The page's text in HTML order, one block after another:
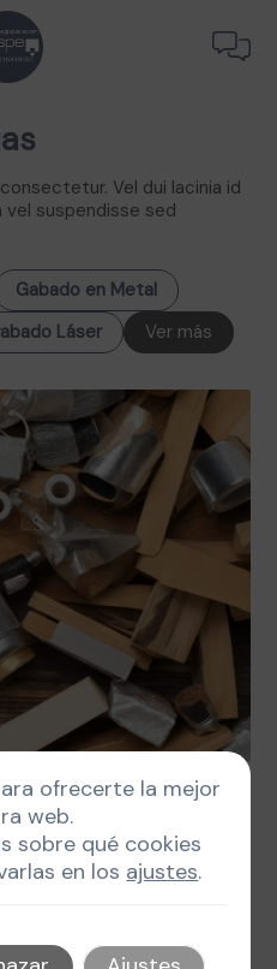
Vel dui lacinia id
vel suspendisse sed
Gabado en Metal
Láser Ver más
11, 2026
para Grabado y
ofrecerte la mejor
web.
sobre qué cookies
en los ajustes.